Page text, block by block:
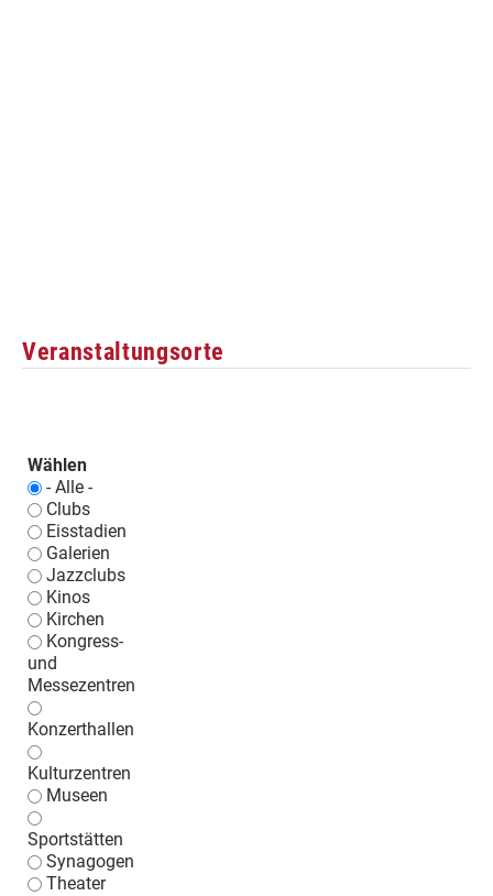
Veranstaltungsorte
Wählen
- Alle -
Clubs
Eisstadien
Galerien
Jazzclubs
Kinos
Kirchen
Kongress-
und
Messezentren
Konzerthallen
Kulturzentren
Museen
Sportstätten
Synagogen
Theater